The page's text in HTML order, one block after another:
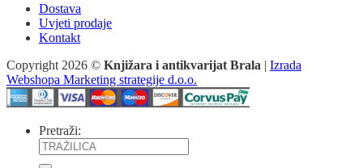
Dostava
Uvjeti prodaje
Kontakt
Copyright 2026 © Knjižara i antikvarijat Brala | Izrada
Webshopa Marketing strategije d.o.o.
Pretraži: